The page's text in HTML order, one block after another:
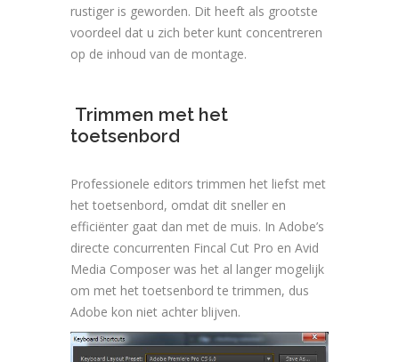
rustiger is geworden. Dit heeft als grootste
voordeel dat u zich beter kunt concentreren
op de inhoud van de montage.
Trimmen met het
toetsenbord
Professionele editors trimmen het liefst met
het toetsenbord, omdat dit sneller en
efficiënter gaat dan met de muis. In Adobe’s
directe concurrenten Fincal Cut Pro en Avid
Media Composer was het al langer mogelijk
om met het toetsenbord te trimmen, dus
Adobe kon niet achter blijven.